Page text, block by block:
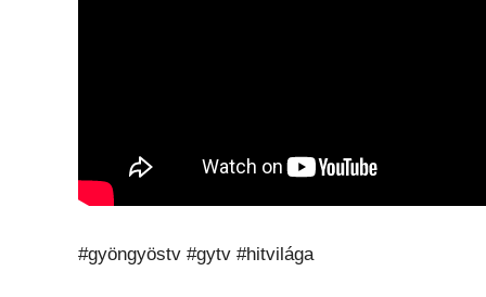
#gyöngyöstv #gytv #hitvilága